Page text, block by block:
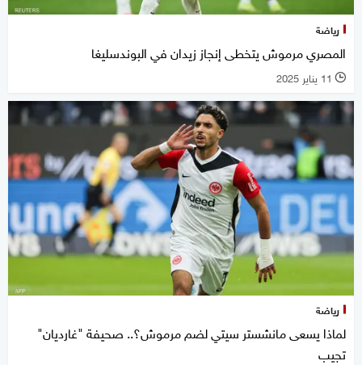
رياضة
المصري مرموش يتخطى إنجاز زيدان في البوندسليغا
l 11 يناير 2025
رياضة
لماذا يسعى مانشستر سيتي لضم مرموش؟.. صحيفة "غارديان"
تجيب